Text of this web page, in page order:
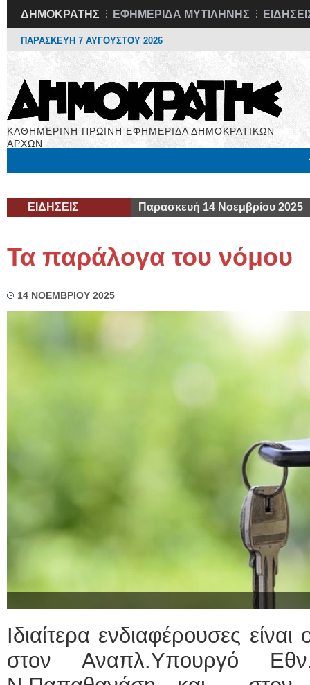
ΔΗΜΟΚΡΑΤΗΣ ΕΦΗΜΕΡΙΔΑ ΜΥΤΙΛΗΝΗΣ
ΠΑΡΑΣΚΕΥΗ 7 ΑΥΓΟΥΣΤΟΥ 2026
ΚΑΘΗΜΕΡΙΝΗ ΠΡΩΙΝΗ ΕΦΗΜΕΡΙΔΑ ΔΗΜΟΚΡΑΤΙΚΩΝ
ΑΡΧΩΝ
ΕΙΔΗΣΕΙΣ Παρασκευή 14 Νοεμβρίου 2025
Τα παράλογα του νόμου
14 ΝΟΕΜΒΡΙΟΥ 2025
Ιδιαίτερα ενδιαφέρουσες
στον Αναπλ.Υπουργό